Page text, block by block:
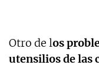
Otro de los
utensilios de las